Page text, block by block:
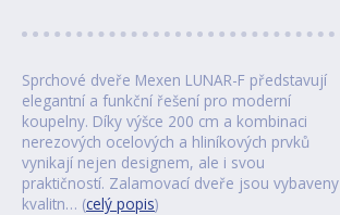
Sprchové dveře Mexen LUNAR-F představují
elegantní a funkční řešení pro moderní
koupelny. Díky výšce 200 cm a kombinaci
nerezových ocelových a hliníkových prvků
vynikají nejen designem, ale i svou
praktičností. Zalamovací dveře jsou vybaveny
kvalitn… (celý popis)